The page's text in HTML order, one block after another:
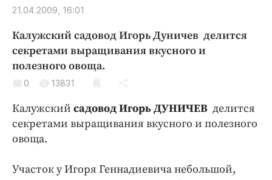
Народные новости
Авто и транспорт
Благоустройство
Криминал
Культура
Образование
Общество
Праздники
21.04.2009, 16:01
Калужский садовод Игорь Дуничев делится
секретами выращивания вкусного и
полезного овоща.
0 13831
Калужский садовод Игорь ДУНИЧЕВ делится
секретами выращивания вкусного и полезного
овоща.
Участок у Игоря Геннадиевича небольшой,